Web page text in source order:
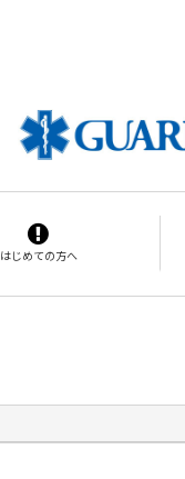
はじめての方へ